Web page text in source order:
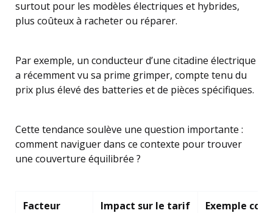
surtout pour les modèles électriques et hybrides,
plus coûteux à racheter ou réparer.
Par exemple, un conducteur d’une citadine électrique
a récemment vu sa prime grimper, compte tenu du
prix plus élevé des batteries et de pièces spécifiques.
Cette tendance soulève une question importante :
comment naviguer dans ce contexte pour trouver
une couverture équilibrée ?
Facteur Impact sur le tarif Exemple